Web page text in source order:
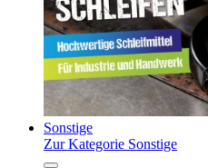
Sonstige
Zur Kategorie Sonstige